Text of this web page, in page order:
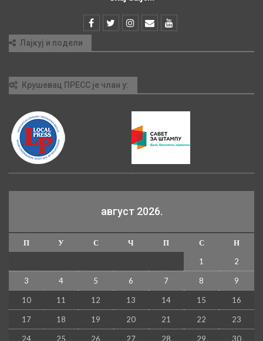
Лајкуј и подели
Крушевац ПРЕСС је члан у:
август 2026.
П У С Ч П С
Н
1
2
3 4 5 6 7 8 9
10 11 12 13 14 15 16
17 18 19 20 21 22 23
24 25 26 27 28 29 30